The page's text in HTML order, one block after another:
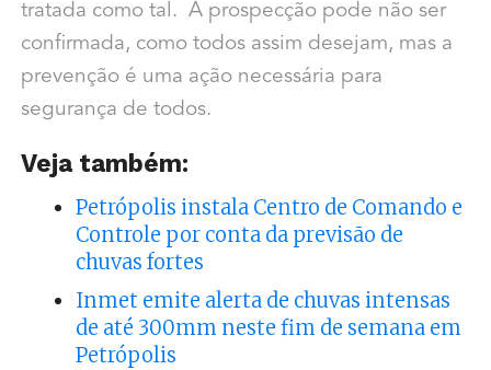
tratada como tal. A prospecção pode não ser
confirmada, como todos assim desejam, mas a
prevenção é uma ação necessária para
segurança de todos.
Veja também:
Petrópolis instala Centro de Comando e
Controle por conta da previsão de
chuvas fortes
Inmet emite alerta de chuvas intensas
de até 300mm neste fim de semana em
Petrópolis